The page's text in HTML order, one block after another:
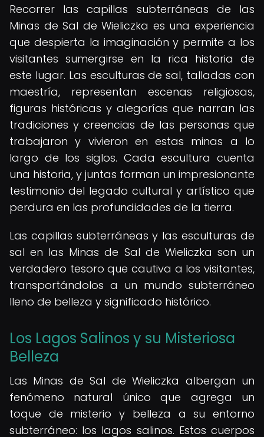
Recorrer las capillas subterráneas de las
Minas de Sal de Wieliczka es una experiencia
que despierta la imaginación y permite a los
visitantes sumergirse en la rica historia de
este lugar. Las esculturas de sal, talladas con
maestría, representan escenas religiosas,
figuras históricas y alegorías que narran las
tradiciones y creencias de las personas que
trabajaron y vivieron en estas minas a lo
largo de los siglos. Cada escultura cuenta
una historia, y juntas forman un impresionante
testimonio del legado cultural y artístico que
perdura en las profundidades de la tierra.
Las capillas subterráneas y las esculturas de
sal en las Minas de Sal de Wieliczka son un
verdadero tesoro que cautiva a los visitantes,
transportándolos a un mundo subterráneo
lleno de belleza y significado histórico.
Los Lagos Salinos y su Misteriosa
Belleza
Las Minas de Sal de Wieliczka albergan un
fenómeno natural único que agrega un
toque de misterio y belleza a su entorno
subterráneo: los lagos salinos. Estos cuerpos